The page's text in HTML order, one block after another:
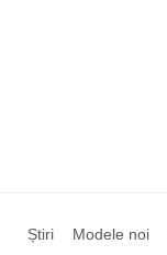
Știri Modele noi